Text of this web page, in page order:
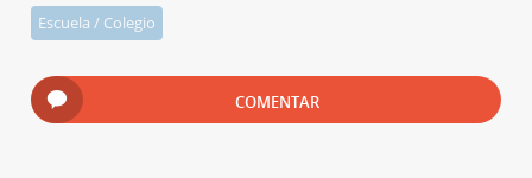
Escuela / Colegio
COMENTAR